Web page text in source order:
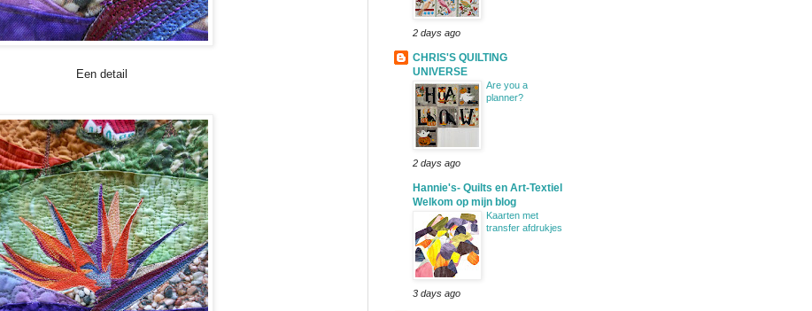
Een detail
2 days ago
CHRIS'S QUILTING
UNIVERSE
Are you a
planner?
2 days ago
Hannie's- Quilts en Art-Textiel
Welkom op mijn blog
Kaarten met
transfer afdrukjes
3 days ago